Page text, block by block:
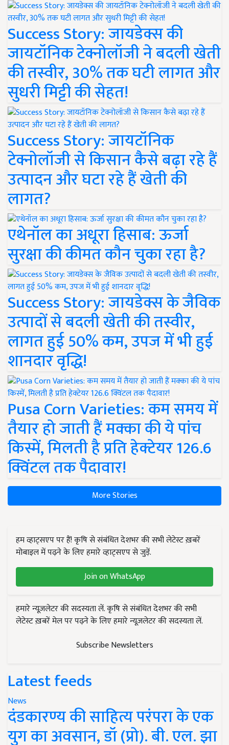
Success Story: जायडेक्स की
जायटॉनिक टेक्नोलॉजी ने बदली खेती
की तस्वीर, 30% तक घटी लागत और
सुधरी मिट्टी की सेहत!
Success Story: जायटॉनिक
टेक्नोलॉजी से किसान कैसे बढ़ा रहे हैं
उत्पादन और घटा रहे हैं खेती की
लागत?
एथेनॉल का अधूरा हिसाब: ऊर्जा
सुरक्षा की कीमत कौन चुका रहा है?
Success Story: जायडेक्स के जैविक
उत्पादों से बदली खेती की तस्वीर,
लागत हुई 50% कम, उपज में भी हुई
शानदार वृद्धि!
Pusa Corn Varieties: कम समय में
तैयार हो जाती हैं मक्का की ये पांच
किस्में, मिलती है प्रति हेक्टेयर 126.6
क्विंटल तक पैदावार!
More Stories
हम व्हाट्सएप पर हैं! कृषि से संबंधित देशभर की सभी लेटेस्ट ख़बरें
मोबाइल में पढ़ने के लिए हमारे व्हाट्सएप से जुड़ें.
Join on WhatsApp
हमारे न्यूज़लेटर की सदस्यता लें. कृषि से संबंधित देशभर की सभी
लेटेस्ट ख़बरें मेल पर पढ़ने के लिए हमारे न्यूज़लेटर की सदस्यता लें.
Subscribe Newsletters
Latest feeds
News
दंडकारण्य की साहित्य परंपरा के एक
युग का अवसान, डॉ (प्रो). बी. एल. झा